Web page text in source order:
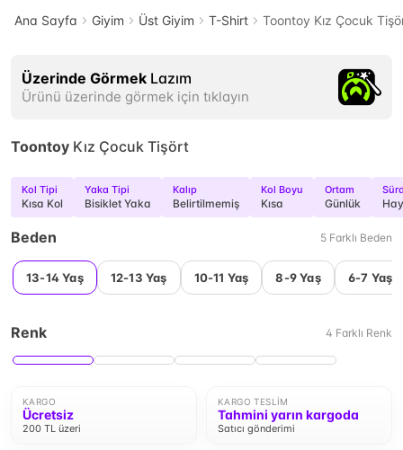
Ana Sayfa Giyim Üst Giyim T-Shirt Toontoy Kız Çocuk
Üzerinde Görmek Lazım
Ürünü üzerinde görmek için tıklayın
Toontoy Kız Çocuk Tişört
Kol Tipi
Kısa Kol
Yaka Tipi
Bisiklet Yaka
Kalıp
Belirtilmemiş
Kol Boyu
Kısa
Ortam
Günlük
Beden 5 Farklı Beden
13-14 Yaş 12-13 Yaş 10-11 Yaş 8-9 Yaş 6-7 Yaş
Renk 4 Farklı Renk
KARGO
Ücretsiz
200 TL üzeri
KARGO TESLIM
Tahmini yarın kargoda
Satıcı gönderimi